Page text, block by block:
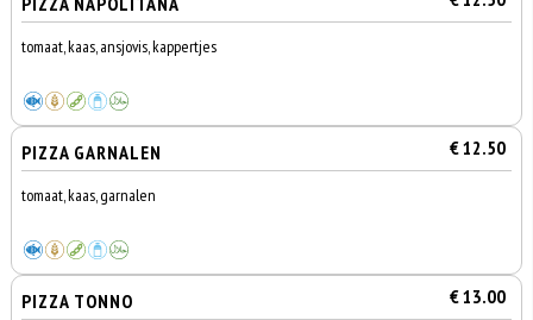
tomaat, kaas, ansjovis, kappertjes
PIZZA GARNALEN € 12.50
tomaat, kaas, garnalen
PIZZA TONNO € 13.00